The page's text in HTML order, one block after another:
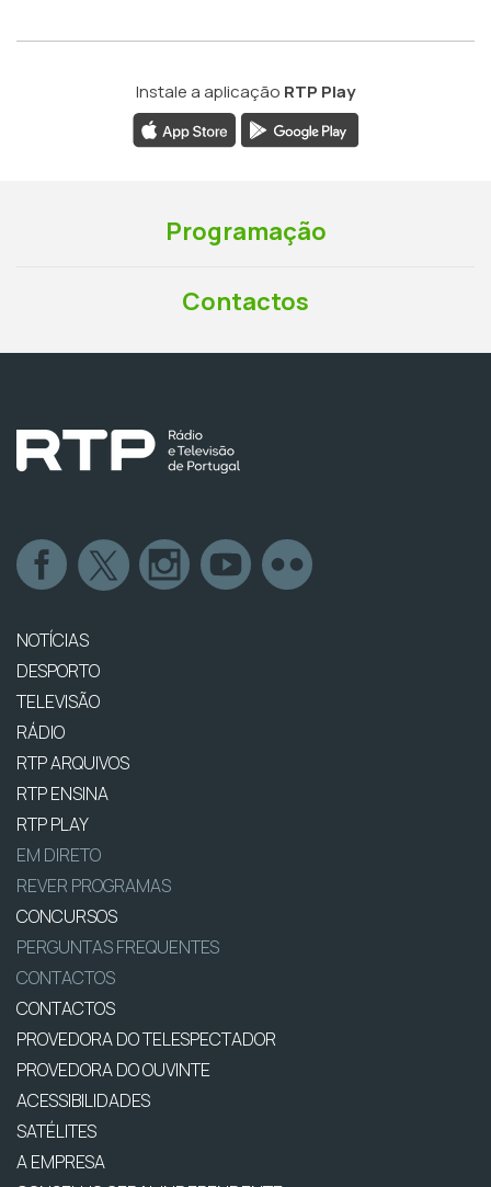
Instale a aplicação RTP Play
Programação
Contactos
NOTÍCIAS
DESPORTO
TELEVISÃO
RÁDIO
RTP ARQUIVOS
RTP ENSINA
RTP PLAY
EM DIRETO
REVER PROGRAMAS
CONCURSOS
PERGUNTAS FREQUENTES
CONTACTOS
CONTACTOS
PROVEDORA DO TELESPECTADOR
PROVEDORA DO OUVINTE
ACESSIBILIDADES
SATÉLITES
A EMPRESA